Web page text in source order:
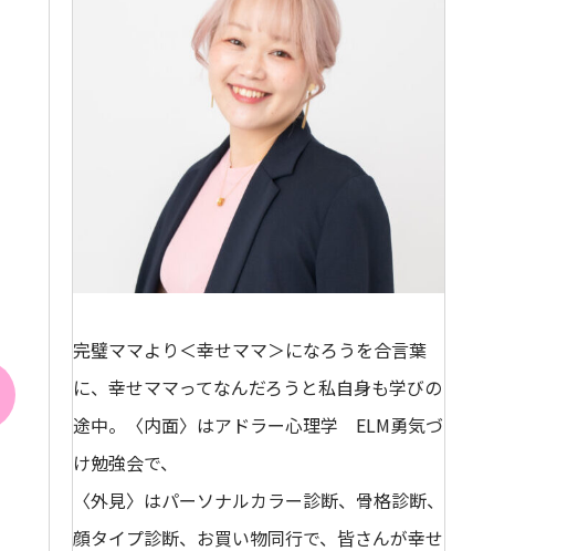
完璧ママより＜幸せママ＞になろうを合言葉
に、幸せママってなんだろうと私自身も学びの
途中。〈内面〉はアドラー心理学 ELM勇気づ
け勉強会で、
〈外見〉はパーソナルカラー診断、骨格診断、
顔タイプ診断、お買い物同行で、皆さんが幸せ